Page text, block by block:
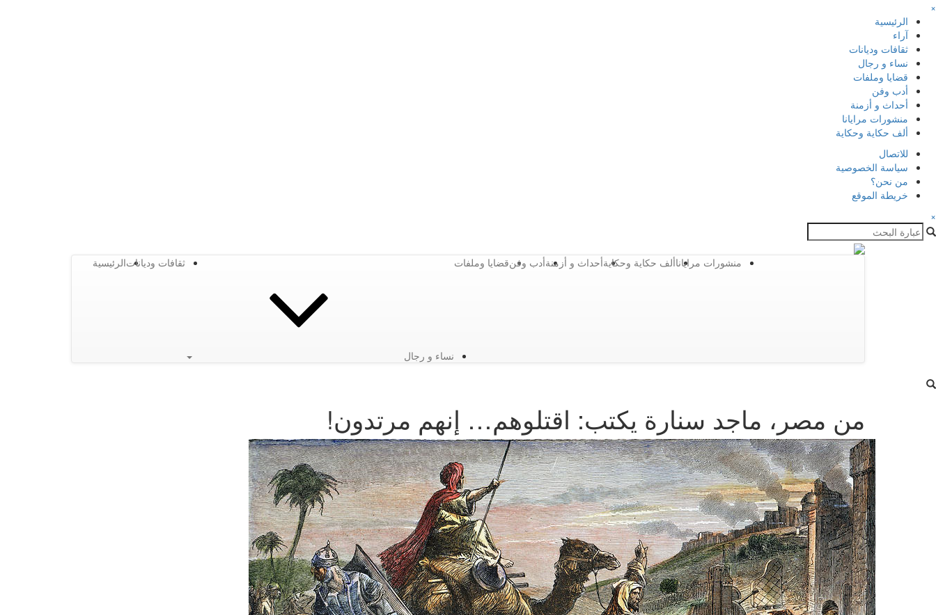
×
الرئيسية
آراء
ثقافات وديانات
نساء و رجال
قضايا وملفات
أدب وفن
أحداث و أزمنة
منشورات مرايانا
ألف حكاية وحكاية
للاتصال
سياسة الخصوصية
من نحن؟
خريطة الموقع
×
الرئيسيةثقافات وديانات
نساء و رجال
قضايا وملفاتأدب وفنأحداث و أزمنةألف حكاية وحكايةمنشورات مرايانا
من مصر، ماجد سنارة يكتب: اقتلوهم… إنهم مرتدون!